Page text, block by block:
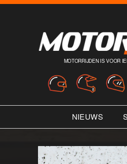
MOTORRIJDEN IS VOOR
NIEUWS